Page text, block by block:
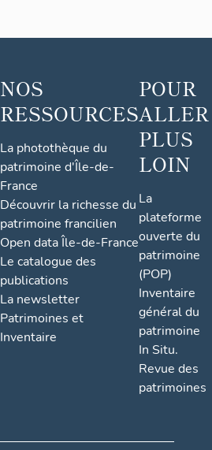
NOS
RESSOURCES
La photothèque du
patrimoine d'Île-de-
France
Découvrir la richesse du
patrimoine francilien
Open data Île-de-France
Le catalogue des
publications
La newsletter
Patrimoines et
Inventaire
POUR
ALLER
PLUS
LOIN
La
plateforme
ouverte du
patrimoine
(POP)
Inventaire
général du
patrimoine
In Situ.
Revue des
patrimoines